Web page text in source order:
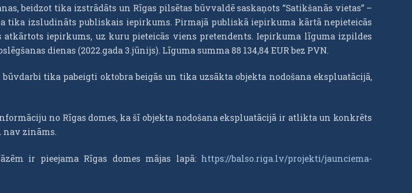
beidzot tika izstrādāts un Rīgas pilsētas būvvaldē saskaņots “Satikšanās vietas” –
tika izsludināts publiskais iepirkums. Pirmajā publiskā iepirkuma kārtā nepieteicās
iepirkums, uz kuru pieteicās viens pretendents. Iepirkuma līguma izpildes
dienas (2022.gada 3.jūnijs). Līguma summa 88 134,84 EUR bez PVN.
tika pabeigti oktobra beigās un tika uzsākta objekta nodošana ekspluatācijā,
no Rīgas domes, ka šī objekta nodošana ekspluatācijā ir atlikta un konkrēts
nav zināms.
ir pieejama Rīgas domes mājas lapā: https://balso.riga.lv/projekti/jaunciema-